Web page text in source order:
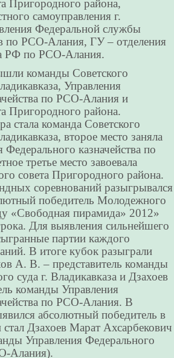
Пригородного района,
самоуправления г.
Федеральной службы
по РСО-Алания, ГУ – отделения
РФ по РСО-Алания.
команды Советского
Управления
по РСО-Алания и
Пригородного района.
стала команда Советского
второе место заняла
казначейства по
третье место завоевала
совета Пригородного района.
соревнований разыгрывался
победитель Молодежного
«Свободная пирамида» 2012»
Для выявления сильнейшего
партии каждого
В итоге кубок разыграли
А. В. – представитель команды
суда г. Владикавказа и Дзахоев
команды Управления
по РСО-Алания. В
абсолютный победитель в
Дзахоев Марат Ахсарбекович
Управления Федерального
Алания).